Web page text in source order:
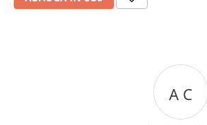
R R